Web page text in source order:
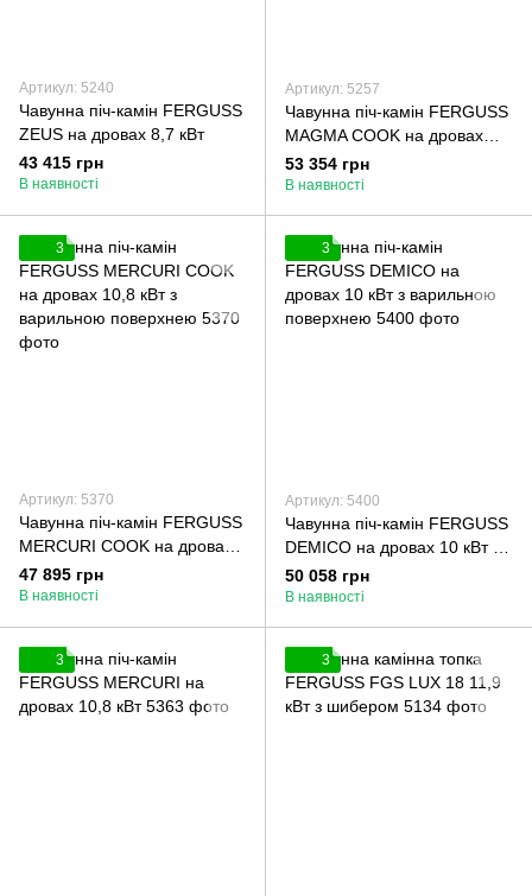
Артикул: 5240
Чавунна піч-камін FERGUSS
ZEUS на дровах 8,7 кВт
43 415 грн
В наявності
Артикул: 5257
Чавунна піч-камін FERGUSS
MAGMA COOK на дровах
10,2 кВт з варильною
поверхнею
53 354 грн
В наявності
3
Артикул: 5370
Чавунна піч-камін FERGUSS
MERCURI COOK на дровах
10,8 кВт з варильною
поверхнею
47 895 грн
В наявності
3
Артикул: 5400
Чавунна піч-камін FERGUSS
DEMICO на дровах 10 кВт з
варильною поверхнею
50 058 грн
В наявності
3 3